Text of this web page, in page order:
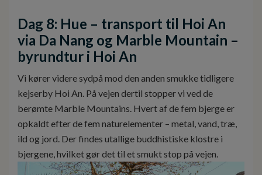
Dag 8: Hue – transport til Hoi An
via Da Nang og Marble Mountain –
byrundtur i Hoi An
Vi kører videre sydpå mod den anden smukke tidligere
kejserby Hoi An. På vejen dertil stopper vi ved de
berømte Marble Mountains. Hvert af de fem bjerge er
opkaldt efter de fem naturelementer – metal, vand, træ,
ild og jord. Der findes utallige buddhistiske klostre i
bjergene, hvilket gør det til et smukt stop på vejen.